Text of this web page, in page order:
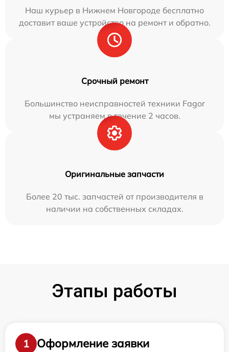
Наш курьер в Нижнем Новгороде бесплатно
доставит ваше устройство на ремонт и обратно.
Срочный ремонт
Большинство неисправностей техники Fagor
мы устраняем в течение 2 часов.
Оригинальные запчасти
Более 20 тыс. запчастей от производителя в
наличии на собственных складах.
Этапы работы
1
Оформление заявки